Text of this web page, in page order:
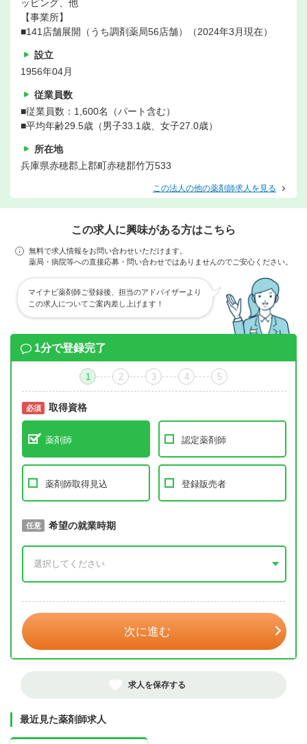
ッピング、他
【事業所】
■141店舗展開（うち調剤薬局56店舗）（2024年3月現在）
設立
1956年04月
従業員数
■従業員数：1,600名（パート含む）
■平均年齢29.5歳（男子33.1歳、女子27.0歳）
所在地
兵庫県赤穂郡上郡町赤穂郡竹万533
この法人の他の薬剤師求人を見る
この求人に興味がある方はこちら
無料で求人情報をお問い合わせいただけます。
薬局・病院等への直接応募・問い合わせではありませんのでご安心ください。
マイナビ薬剤師ご登録後、担当のアドバイザーより
この求人についてご案内差し上げます！
1分で登録完了
1 2 3 4 5
必須 取得資格
薬剤師 認定薬剤師
薬剤師取得見込 登録販売者
必須 取得予定年
任意 希望の就業時期
次に進む
求人を保存する
最近見た薬剤師求人